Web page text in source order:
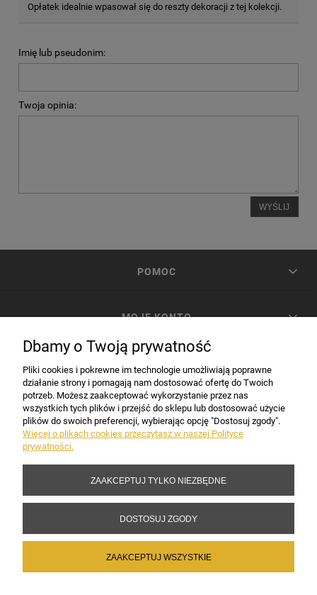
Opłatek idealnie wpasował się do reszty dekoracji z tej kolekcji.
Imię lub pseudonim:
Twoja opinia:
WYŚLIJ
POMOC
MOJE KONTO
INFORMACJE
Copyright 2017-2026 Sakramento.pl
Dbamy o Twoją prywatność
Pliki cookies i pokrewne im technologie umożliwiają poprawne
działanie strony i pomagają nam dostosować ofertę do Twoich
potrzeb. Możesz zaakceptować wykorzystanie przez nas
wszystkich tych plików i przejść do sklepu lub dostosować użycie
plików do swoich preferencji, wybierając opcję "Dostosuj zgody".
Więcej o plikach cookies przeczytasz w naszej Polityce
prywatności.
ZAAKCEPTUJ TYLKO NIEZBĘDNE
DOSTOSUJ ZGODY
ZAAKCEPTUJ WSZYSTKIE